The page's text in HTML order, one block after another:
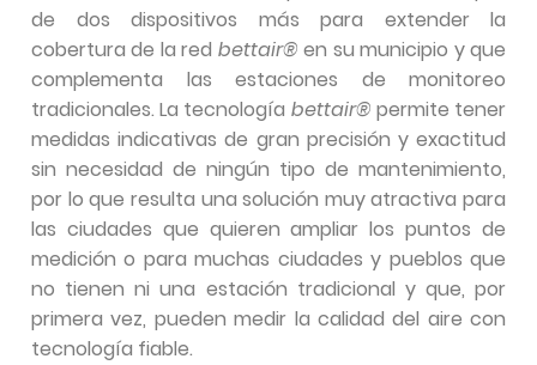
de dos dispositivos más para extender la
cobertura de la red bettair® en su municipio y que
complementa las estaciones de monitoreo
tradicionales. La tecnología bettair® permite tener
medidas indicativas de gran precisión y exactitud
sin necesidad de ningún tipo de mantenimiento,
por lo que resulta una solución muy atractiva para
las ciudades que quieren ampliar los puntos de
medición o para muchas ciudades y pueblos que
no tienen ni una estación tradicional y que, por
primera vez, pueden medir la calidad del aire con
tecnología fiable.